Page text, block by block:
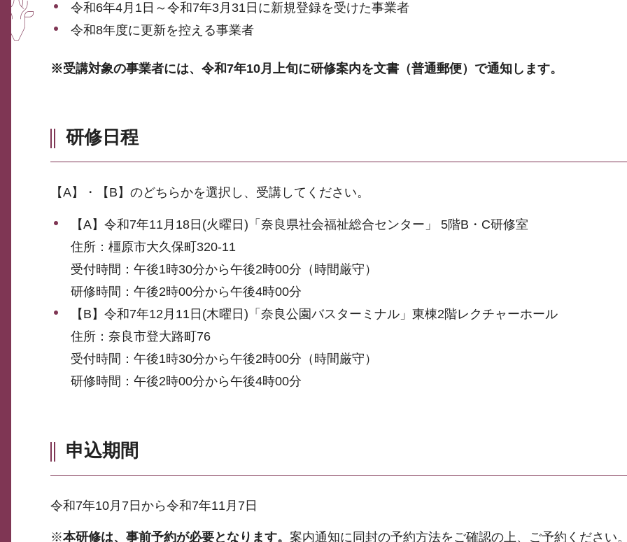
令和6年4月1日～令和7年3月31日に新規登録を受けた事業者
令和8年度に更新を控える事業者
※受講対象の事業者には、令和7年10月上旬に研修案内を文書（普通郵便）で通知します。
研修日程
【A】・【B】のどちらかを選択し、受講してください。
【A】令和7年11月18日(火曜日)「奈良県社会福祉総合センター」 5階B・C研修室
住所：橿原市大久保町320-11
受付時間：午後1時30分から午後2時00分（時間厳守）
研修時間：午後2時00分から午後4時00分
【B】令和7年12月11日(木曜日)「奈良公園バスターミナル」東棟2階レクチャーホール
住所：奈良市登大路町76
受付時間：午後1時30分から午後2時00分（時間厳守）
研修時間：午後2時00分から午後4時00分
申込期間
令和7年10月7日から令和7年11月7日
※本研修は、事前予約が必要となります。 案内通知に同封の予約方法をご確認の上、ご予約ください